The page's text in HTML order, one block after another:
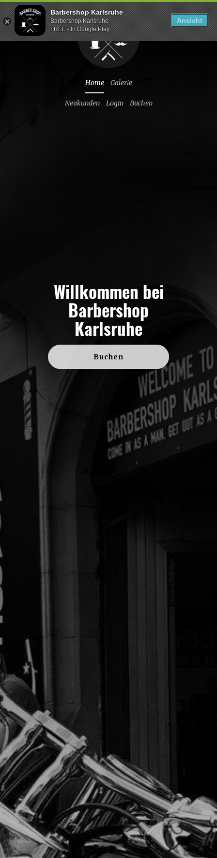
Home Galerie
Neukunden Login Buchen
Willkommen bei
Barbershop
Karlsruhe
Buchen
Barbershop Karlsruhe
Barbershop Karlsruhe
FREE - In Google Play
Ansicht